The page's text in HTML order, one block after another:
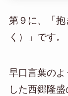
第９に、「抱
く）」です。
早口言葉の
した西郷隆盛